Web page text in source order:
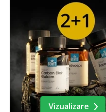
Vizualizare